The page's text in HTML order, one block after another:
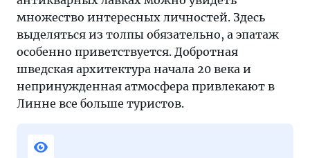
множество интересных личностей. Здесь
выделяться из толпы обязательно, а эпатаж
особенно приветствуется. Добротная
шведская архитектура начала 20 века и
непринужденная атмосфера привлекают в
Линне все больше туристов.